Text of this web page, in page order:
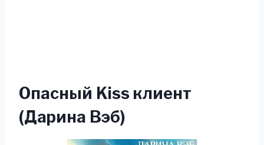
Опасный Kiss клиент
(Дарина Вэб)